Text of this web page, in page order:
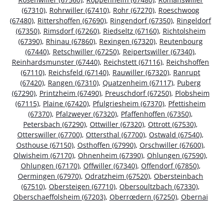
(67310), Rohrwiller (67410), Rohr (67270), Roeschwoog
(67480), Rittershoffen (67690), Ringendorf (67350), Ringeldorf
(67350), Rimsdorf (67260), Riedseltz (67160), Richtolsheim
(67390), Rhinau (67860), Rexingen (67320), Reutenbourg
(67440), Retschwiller (67250), Reipertswiller (67340),
Reinhardsmunster (67440), Reichstett (67116), Reichshoffen
(67110), Reichsfeld (67140), Rauwiller (67320), Ranrupt
(67420), Rangen (67310), Quatzenheim (67117), Puberg
(67290), Printzheim (67490), Preuschdorf (67250), Plobsheim
(67115), Plaine (67420), Pfulgriesheim (67370), Pfettisheim
(67370), Pfalzweyer (67320), Pfaffenhoffen (67350),
Petersbach (67290), Ottwiller (67320), Ottrott (67530),
Otterswiller (67700), Ottersthal (67700), Ostwald (67540),
Osthouse (67150), Osthoffen (67990), Orschwiller (67600),
Olwisheim (67170), Ohnenheim (67390), Ohlungen (67590),
Ohlungen (67170), Offwiller (67340), Offendorf (67850),
Oermingen (67970), Odratzheim (67520), Obersteinbach
(67510), Obersteigen (67710), Obersoultzbach (67330),
Oberschaeffolsheim (67203), Oberrœdern (67250), Obernai